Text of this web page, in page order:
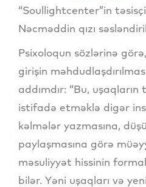
“Soullightcenter”in
Nəcməddin qızı
Psixoloqun sözlərinə
girişin
addımdır: “Bu,
istifadə etməklə digər
kəlmələr yazmasına,
paylaşmasına görə
məsuliyyət hissinin
bilər. Yəni uşaqları və